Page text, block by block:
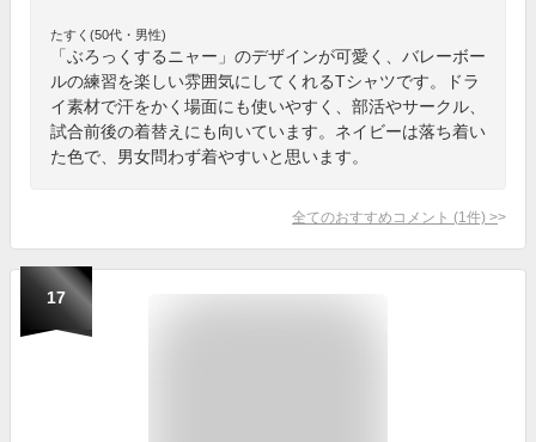
たすく(50代・男性)
「ぶろっくするニャー」のデザインが可愛く、バレーボー
ルの練習を楽しい雰囲気にしてくれるTシャツです。ドラ
イ素材で汗をかく場面にも使いやすく、部活やサークル、
試合前後の着替えにも向いています。ネイビーは落ち着い
た色で、男女問わず着やすいと思います。
全てのおすすめコメント (1 件) >
17